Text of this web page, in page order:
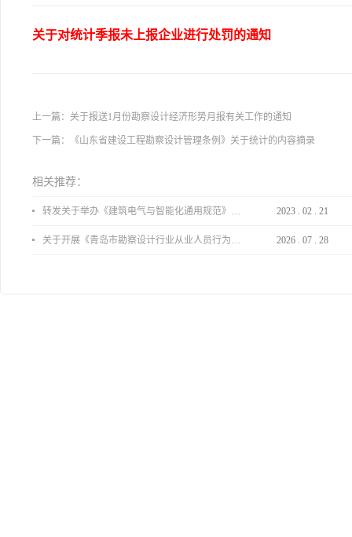
关于对统计季报未上报企业进行处罚的通知
上一篇： 关于报送1月份勘察设计经济形势月报有关工作的通知
下一篇： 《山东省建设工程勘察设计管理条例》关于统计的内容摘录
相关推荐：
转发关于举办《建筑电气与智能化通用规范》 GB55024-2022公益宣贯的通知 2023 . 02 . 21
关于开展《青岛市勘察设计行业从业人员行为导则》、《青岛市住宅工程设计审查品质提升指引（2026版）》宣贯活动的通知 2026 . 07 . 28